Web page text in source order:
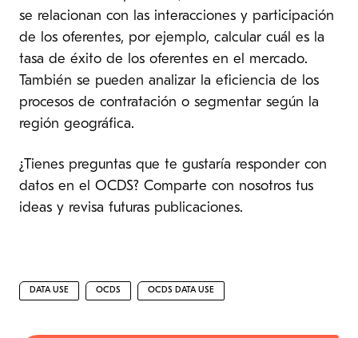
se relacionan con las interacciones y participación
de los oferentes, por ejemplo, calcular cuál es la
tasa de éxito de los oferentes en el mercado.
También se pueden analizar la eficiencia de los
procesos de contratación o segmentar según la
región geográfica.
¿Tienes preguntas que te gustaría responder con
datos en el OCDS? Comparte con nosotros tus
ideas y revisa futuras publicaciones.
DATA USE OCDS OCDS DATA USE